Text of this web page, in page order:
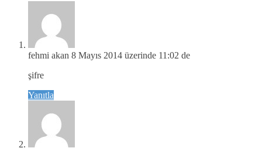
fehmi akan 8 Mayıs 2014 üzerinde 11:02 de
şifre
Yanıtla